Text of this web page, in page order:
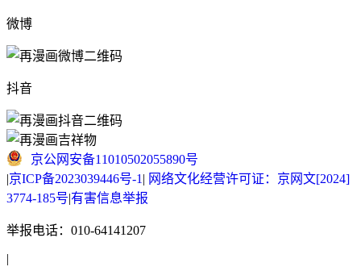
微博
抖音
京公网安备11010502055890号
|京ICP备2023039446号-1 | 网络文化经营许可证：京网文[2024]
3774-185号|有害信息举报
举报电话：010-64141207
|